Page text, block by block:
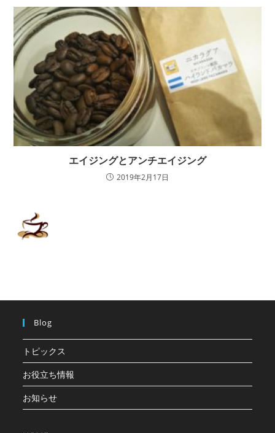
エイジングとアンチエイジング
2019年2月17日
Blog
トピックス
お役立ち情報
お知らせ